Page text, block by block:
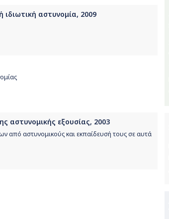
αστυνομία, 2009
αστυνομικής εξουσίας, 2003
αστυνομικούς και εκπαίδευσή τους σε αυτά